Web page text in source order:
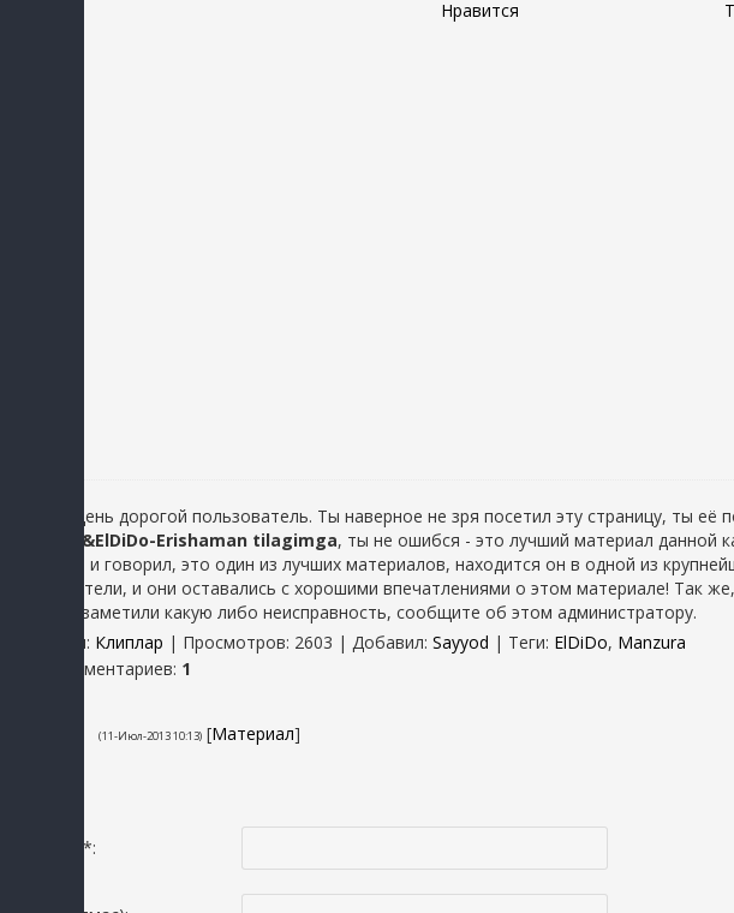
Нравится
Добрый день дорогой пользователь. Ты наверное не зря посетил эту страницу, ты её
Manzura&ElDiDo-Erishaman tilagimga, ты не ошибся - это лучший материал данной
Как я уже и говорил, это один из лучших материалов, находится он в одной из
пользователи, и они оставались с хорошими впечатлениями о этом материале! Так
вдруг вы заметили какую либо неисправность, сообщите об этом администратору.
Категория: Клиплар | Просмотров: 2603 | Добавил: Sayyod | Теги: ElDiDo, Manzura
Всего комментариев: 1
(11-Июл-2013 10:13) [Материал]
Исмингиз *: